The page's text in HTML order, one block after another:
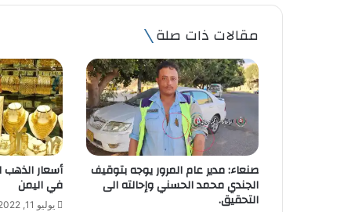
د
ا
إ
ل
و
ن
ي
مقالات ذات صلة
صنعاء: مدير عام المرور يوجه بتوقيف
الجندي محمد الحسني وإحالته الى
التحقيق.
في اليمن
يوليو 11, 2022